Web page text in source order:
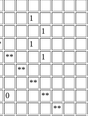
1
1
1
** 1
**
**
0 **
**